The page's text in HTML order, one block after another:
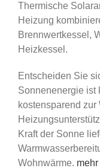
Thermische
Heizung
Brennwertkessel,
Heizkessel.
Entscheiden Sie
Sonnenenergie ist
kostensparend zur
Kraft der Sonne
Wohnwärme.